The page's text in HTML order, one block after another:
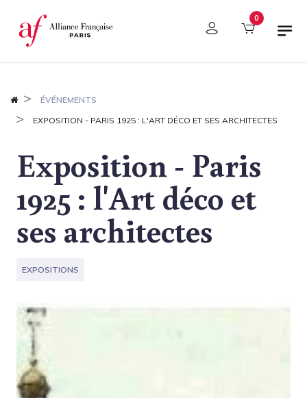
Panneau de gestion des cookies 0
ÉVÉNEMENTS
EXPOSITION - PARIS 1925 : L'ART DÉCO ET SES ARCHITECTES
Exposition - Paris
1925 : l'Art déco et
ses architectes
EXPOSITIONS